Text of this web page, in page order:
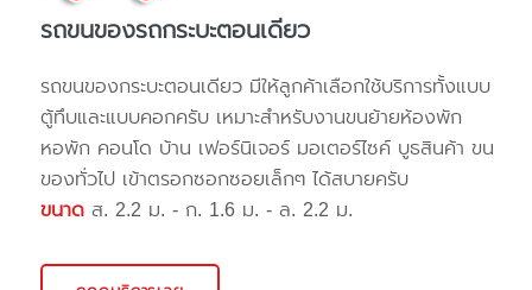
รถขนของรถกระบะตอนเดียว
รถขนของกระบะตอนเดียว มีให้ลูกค้าเลือกใช้บริการทั้งแบบ
ตู้ทึบและแบบคอกครับ เหมาะสำหรับงานขนย้ายห้องพัก
หอพัก คอนโด บ้าน เฟอร์นิเจอร์ มอเตอร์ไซค์ บูธสินค้า ขน
ของทั่วไป เข้าตรอกซอกซอยเล็กๆ ได้สบายครับ
ขนาด ส. 2.2 ม. - ก. 1.6 ม. - ล. 2.2 ม.